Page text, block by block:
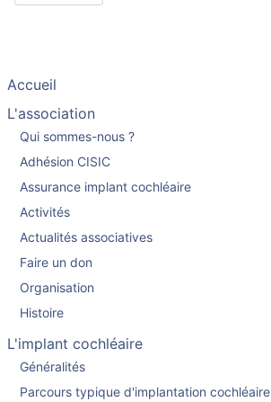
Accueil
L'association
Qui sommes-nous ?
Adhésion CISIC
Assurance implant cochléaire
Activités
Actualités associatives
Faire un don
Organisation
Histoire
L'implant cochléaire
Généralités
Parcours typique d'implantation cochléaire